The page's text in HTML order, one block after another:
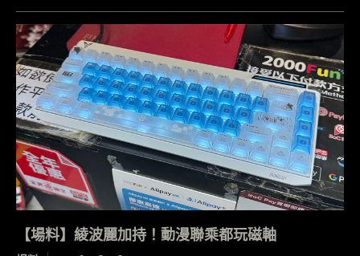
【場料】綾波麗加持！動漫聯乘都玩磁軸